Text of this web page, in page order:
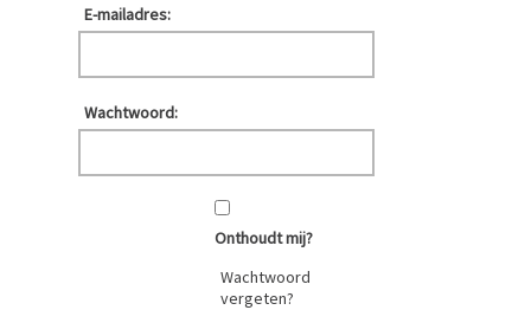
E-mailadres:
Wachtwoord:
Onthoudt mij?
Wachtwoord
vergeten?